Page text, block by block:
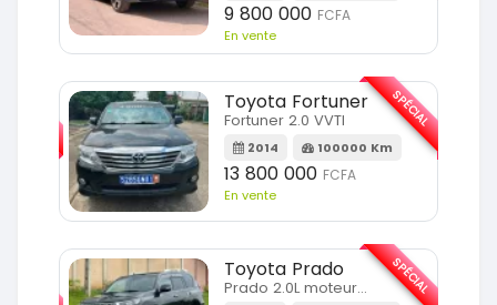
9 800 000 FCFA
En vente
Toyota Fortuner
Fortuner 2.0 VVTI
2014 100000 Km
13 800 000 FCFA
En vente
SPÉCIAL
Toyota Prado
Prado 2.0L moteur d4d SPÉCIAL